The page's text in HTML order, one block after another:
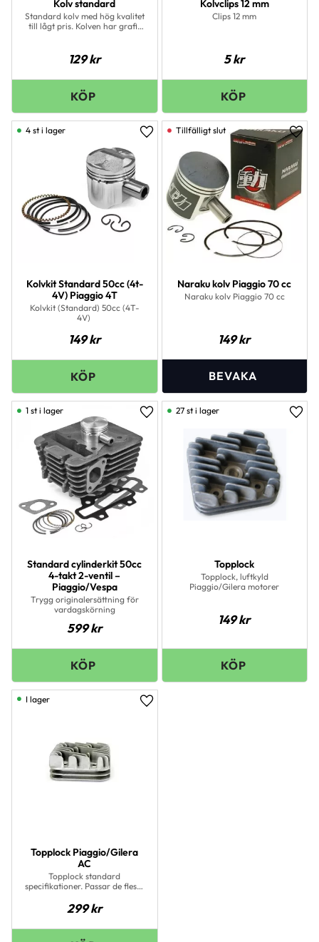
Kolv standard
Standard kolv med hög kvalitet
till lågt pris. Kolven har grafit
original och
eftermarknad. Passar till
129kr
Kolvclips 12 mm
Clips 12 mm
5kr
Kolvkit Standard 50cc (4t-
4V) Piaggio 4T
Kolvkit (Standard) 50cc (4T-
4V)
149kr
Lägg till i favoriter
4 st i lager
Naraku kolv Piaggio 70 cc
Naraku kolv Piaggio 70 cc
149kr
Standard cylinderkit 50cc
4-takt 2-ventil –
Piaggio/Vespa
Trygg originalersättning för
vardagskörning
599kr
Lägg till i favoriter
1 st i lager
Topplock
Topplock, luftkyld
Piaggio/Gilera motorer
149kr
27 st i lager
Topplock Piaggio/Gilera
AC
Topplock standard
specifikationer. Passar de flesta
cylindrar.Till luftkyld
Piaggio/Gilera 2 takts motorn.
299kr
Lägg till i favoriter
I lager